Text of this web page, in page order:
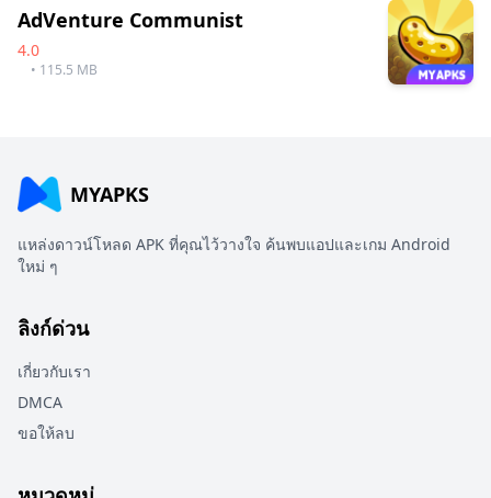
AdVenture Communist
4.0
• 115.5 MB
MYAPKS
แหล่งดาวน์โหลด APK ที่คุณไว้วางใจ ค้นพบแอปและเกม Android
ใหม่ ๆ
ลิงก์ด่วน
เกี่ยวกับเรา
DMCA
ขอให้ลบ